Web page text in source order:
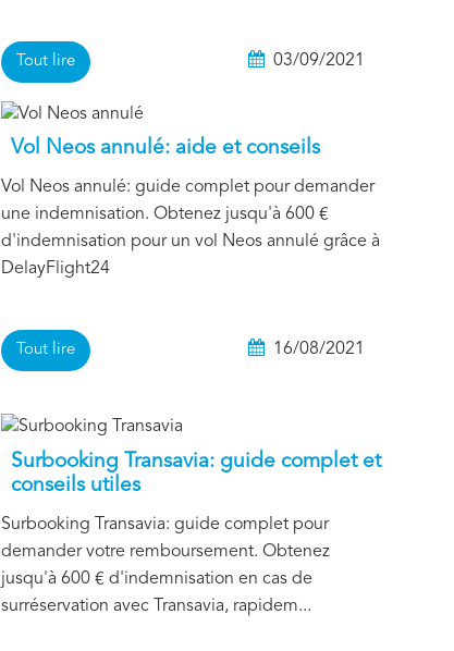
Tout lire 03/09/2021
Vol Neos annulé: aide et conseils
Vol Neos annulé: guide complet pour demander
une indemnisation. Obtenez jusqu'à 600 €
d'indemnisation pour un vol Neos annulé grâce à
DelayFlight24
Tout lire 16/08/2021
Surbooking Transavia: guide complet et
conseils utiles
Surbooking Transavia: guide complet pour
demander votre remboursement. Obtenez
jusqu'à 600 € d'indemnisation en cas de
surréservation avec Transavia, rapidem...